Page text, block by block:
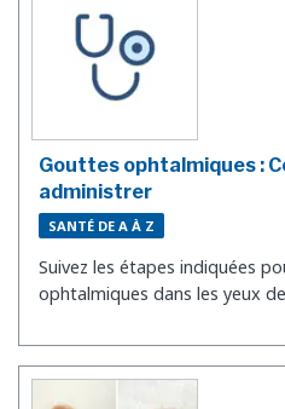
Gouttes ophtalmiques :
administrer
SANTÉ DE A À Z
Suivez les étapes indiquées
ophtalmiques dans les yeux